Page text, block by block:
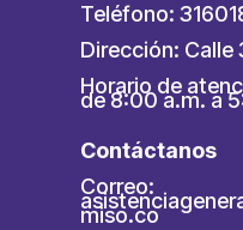
Teléfono:
Dirección: Calle
Horario de
de 8:00 a.m. a
Contáctanos
Correo:
miso.co